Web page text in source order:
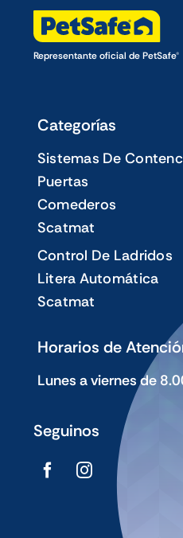
Representante oficial de PetSafe®
Categorías
Sistemas De
Puertas
Comederos
Scatmat
Control De Ladridos
Litera Automática
Scatmat
Horarios de
Lunes a viernes de
Seguinos